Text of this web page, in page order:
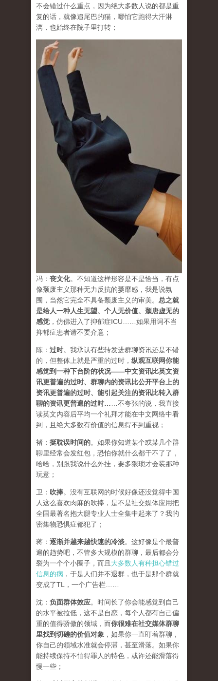
不会错过什么重点，因为绝大多数人说的都是重
复的话，就像追尾巴的猫，哪怕它跑得大汗淋
漓，也始终在院子里打转；
冯： 丧文化。不知道这样形容是不是恰当，有点
像颓废主义那种无力反抗的萎靡感，我是说氛
围，当然它完全不具备颓废主义的审美。 总之就
是给人一种人生无望、个人无价值、颓唐虚无的
感觉 ，仿佛进入了抑郁症ICU……如果用词不当
抑郁症患者请不要介意；
陈： 过时。我承认有些转发进群聊资讯还是不错
的，但整体上就是严重的过时， 纵观互联网你能
感觉到一种下台阶的状况——中文资讯比英文资
讯更普遍的过时、群聊内的资讯比公开平台上的
资讯更普遍的过时、能引起关注的资讯比转入群
聊的资讯更普遍的过时… …不夸张的说，我直接
读英文内容后平均一个礼拜才能在中文网络中看
到，且绝大多数有价值的信息得不到重视；
褚： 挺耽误时间的。如果你知道某个或某几个群
聊里经常会发红包，恐怕你就什么都干不了了，
哈哈，别跟我说什么外挂，要多猥琐才会装那种
玩意；
卫： 吹捧。没有互联网的时候好像还没觉得中国
人这么喜欢肉麻的吹捧，是不是社交媒体应用把
全国最著名抱大腿专业人士全集中起来了？我的
密集物恐惧症都犯了；
蒋： 逐渐并越来越快速的冷淡。这好像是个最普
遍的趋势吧，不管多大规模的群聊，最后都会分
裂为一个个小圈子，而且 大多数人有种担心错过
信息的病 ，于是人们并不退群，也于是那个群就
变成了TL，一个广告栏……
沈： 负面群体效应。时间长了你会能感觉到自己
的水平被拉低，这不是自恋，每个人都有自己偏
重的值得骄傲的领域，而你很难在社交媒体群聊
里找到切磋的价值对象 ，如果你一直盯着群聊，
你自己的领域水准就会停滞，甚至滑落。如果你
能持续保持不怕得罪人的特色，或许还能滑落得
慢一些；